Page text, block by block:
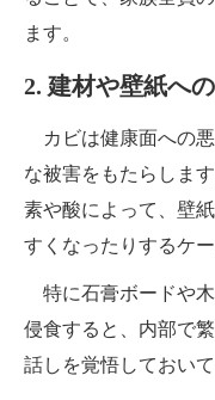
ます。
2. 建材や壁紙へ
カビは健康面への悪
な被害をもたらしま
素や酸によって、壁
すくなったりするケ
特に石膏ボードや
侵食すると、内部で
話しを覚悟しておいて